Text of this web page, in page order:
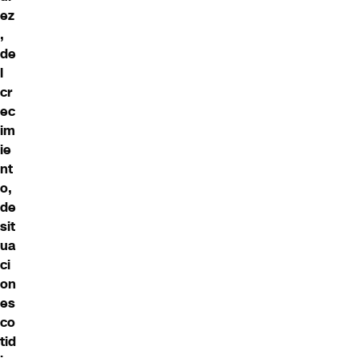
ez
,
de
l
cr
ec
im
ie
nt
o,
de
sit
ua
ci
on
es
co
tid